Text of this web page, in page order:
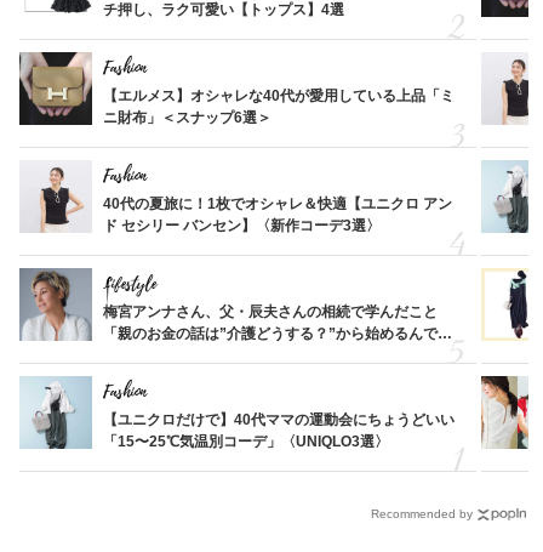
チ押し、ラク可愛い【トップス】4選
Fashion
【エルメス】オシャレな40代が愛用している上品「ミ
ニ財布」＜スナップ6選＞
Fashion
40代の夏旅に！1枚でオシャレ＆快適【ユニクロ アン
ド セシリー バンセン】〈新作コーデ3選〉
Lifestyle
梅宮アンナさん、父・辰夫さんの相続で学んだこと
「親のお金の話は”介護どうする？”から始めるんで
Fashion
【ユニクロだけで】40代ママの運動会にちょうどいい
「15〜25℃気温別コーデ」〈UNIQLO3選〉
Recommended by